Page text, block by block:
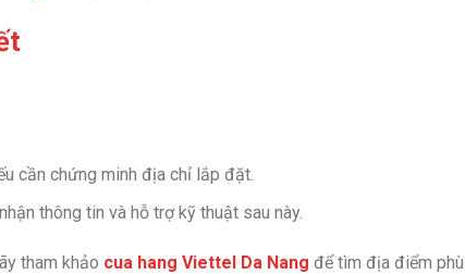
cần chứng minh địa chỉ lắp đặt.
thông tin và hỗ trợ kỹ thuật sau này.
tham khảo cua hang Viettel Da Nang để tìm địa điểm phù